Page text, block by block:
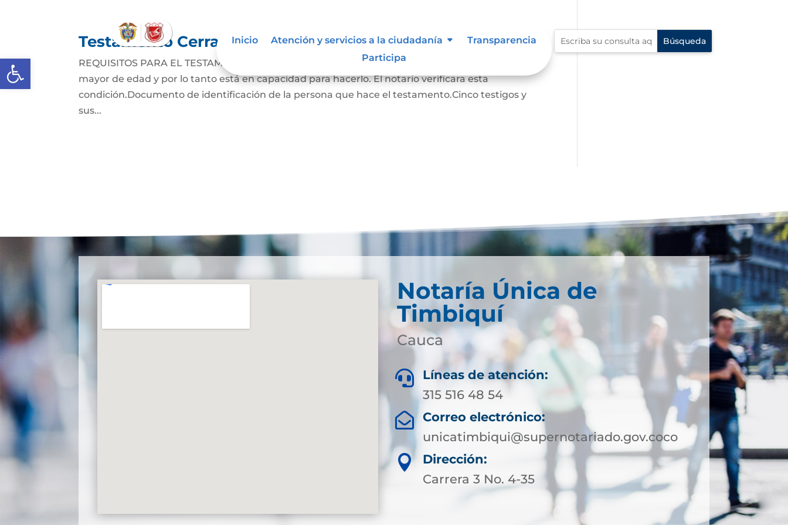
Abrir barra de herramientas
Inicio Atención y servicios a la ciudadanía
Transparencia
Participa
Testamento Cerrado
REQUISITOS PARA EL TESTAMENTO CERRADO: La persona que hace este testamento debe ser
mayor de edad y por lo tanto está en capacidad para hacerlo. El notario verificara esta
condición.Documento de identificación de la persona que hace el testamento.Cinco testigos y
sus...
Notaría Única de
Timbiquí
Cauca

Líneas de atención:
315 516 48 54

Correo electrónico:
unicatimbiqui@supernotariado.gov.coco

Dirección:
Carrera 3 No. 4-35